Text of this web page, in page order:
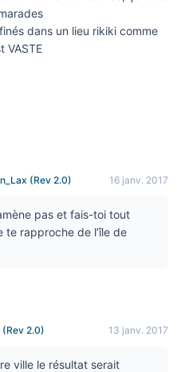
dans un lieu rikiki comme
VASTE
(Rev 2.0) 16 janv. 2017
pas et fais-toi tout
rapproche de l’île de
2.0) 13 janv. 2017
ville le résultat serait